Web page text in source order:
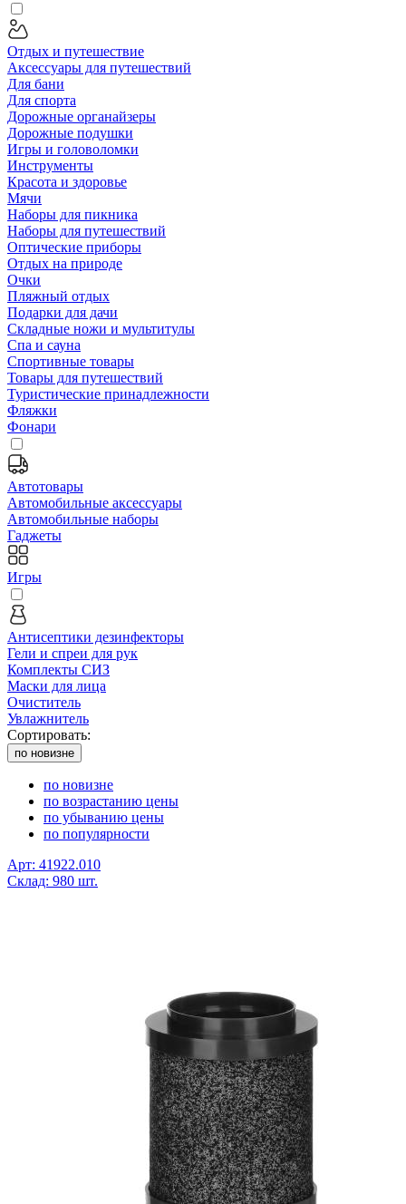
Отдых и путешествие
Аксессуары для путешествий
Для бани
Для спорта
Дорожные органайзеры
Дорожные подушки
Игры и головоломки
Инструменты
Красота и здоровье
Мячи
Наборы для пикника
Наборы для путешествий
Оптические приборы
Отдых на природе
Очки
Пляжный отдых
Подарки для дачи
Складные ножи и мультитулы
Спа и сауна
Спортивные товары
Товары для путешествий
Туристические принадлежности
Фляжки
Фонари
Автотовары
Автомобильные аксессуары
Автомобильные наборы
Гаджеты
Игры
Антисептики дезинфекторы
Гели и спреи для рук
Комплекты СИЗ
Маски для лица
Очиститель
Увлажнитель
Сортировать:
по новизне
по новизне
по возрастанию цены
по убыванию цены
по популярности
Арт: 41922.010
Склад: 980 шт.